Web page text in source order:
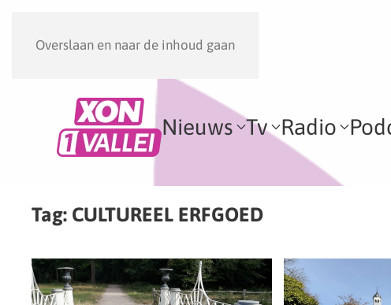
Overslaan en naar de inhoud gaan
Nieuws Tv Radio
Tag: CULTUREEL ERFGOED